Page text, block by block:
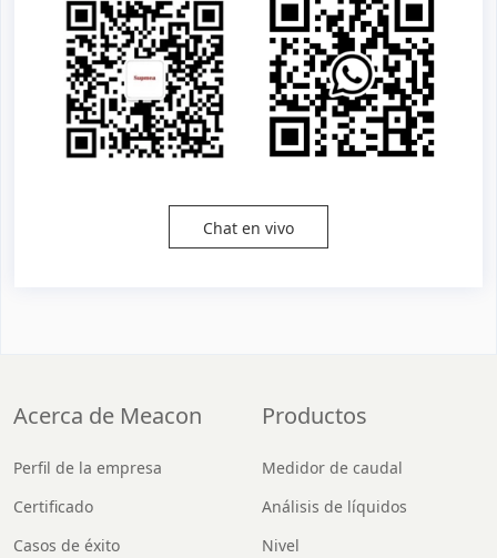
Chat en vivo
Acerca de Meacon
Perfil de la empresa
Certificado
Casos de éxito
Productos
Medidor de caudal
Análisis de líquidos
Nivel